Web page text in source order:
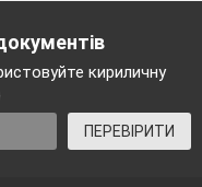
кириличну
ПЕРЕВІРИТИ